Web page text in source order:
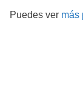
Puedes ver más